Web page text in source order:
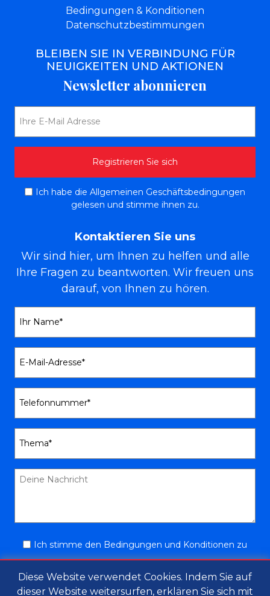
Bedingungen & Konditionen
Datenschutzbestimmungen
BLEIBEN SIE IN VERBINDUNG FÜR
NEUIGKEITEN UND AKTIONEN
Newsletter abonnieren
Ich habe die Allgemeinen Geschäftsbedingungen
gelesen und stimme ihnen zu.
Kontaktieren Sie uns
Wir sind hier, um Ihnen zu helfen und alle
Ihre Fragen zu beantworten. Wir freuen uns
darauf, von Ihnen zu hören.
Ich stimme den Bedingungen und Konditionen zu
Diese Website verwendet Cookies. Indem Sie auf
dieser Website weitersurfen, erklären Sie sich mit